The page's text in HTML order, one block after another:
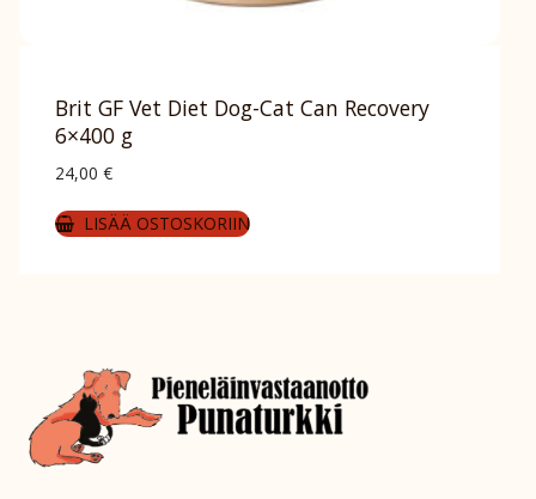
Brit GF Vet Diet Dog-Cat Can Recovery
6×400 g
24,00 €
LISÄÄ OSTOSKORIIN